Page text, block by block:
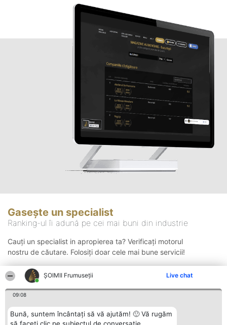
ȘOIMII Frumuseții Live chat
09:08
Bună, suntem încântați să vă ajutăm! 🙂 Vă rugăm
Gasește un specialist
Ranking-ul îi adună pe cei mai buni din industrie
Cauți un specialist in apropierea ta? Verificați motorul
nostru de căutare. Folosiți doar cele mai bune servicii!